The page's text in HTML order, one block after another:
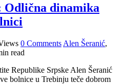
Odlična dinamika
0 Comments Alen Šeranić,
read
Republike Srpske Alen Šeranić
bolnice u Trebinju teče dobrom